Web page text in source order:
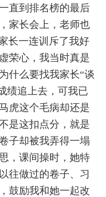
直到排名榜的最后
家长会上，老师也
长一连训斥了我好
荣心，我当时真是
什么要找我家长“谈
绩追上去，可我已
虎这个毛病却还是
是这扣点分，就是
子却被我弄得一塌
，课间操时，她特
往做过的卷子、习
鼓励我和她一起改